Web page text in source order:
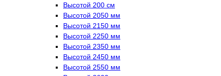
Высотой 200 см
Высотой 2050 мм
Высотой 2150 мм
Высотой 2250 мм
Высотой 2350 мм
Высотой 2450 мм
Высотой 2550 мм